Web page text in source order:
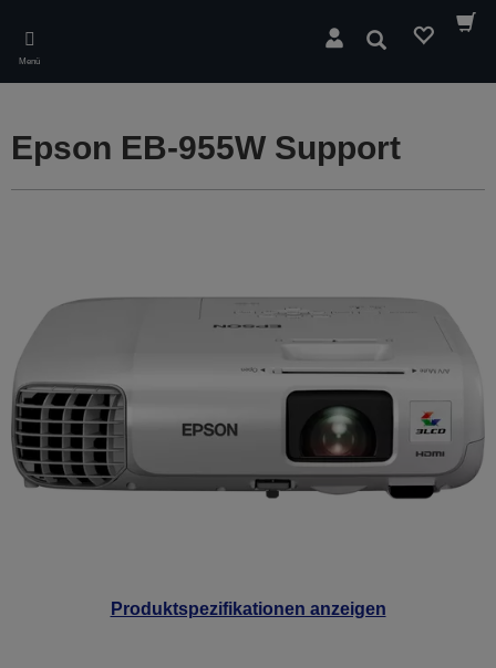
main
content
Menü
Suchen
Produktspezifikationen anzeigen
Epson EB-955W Support